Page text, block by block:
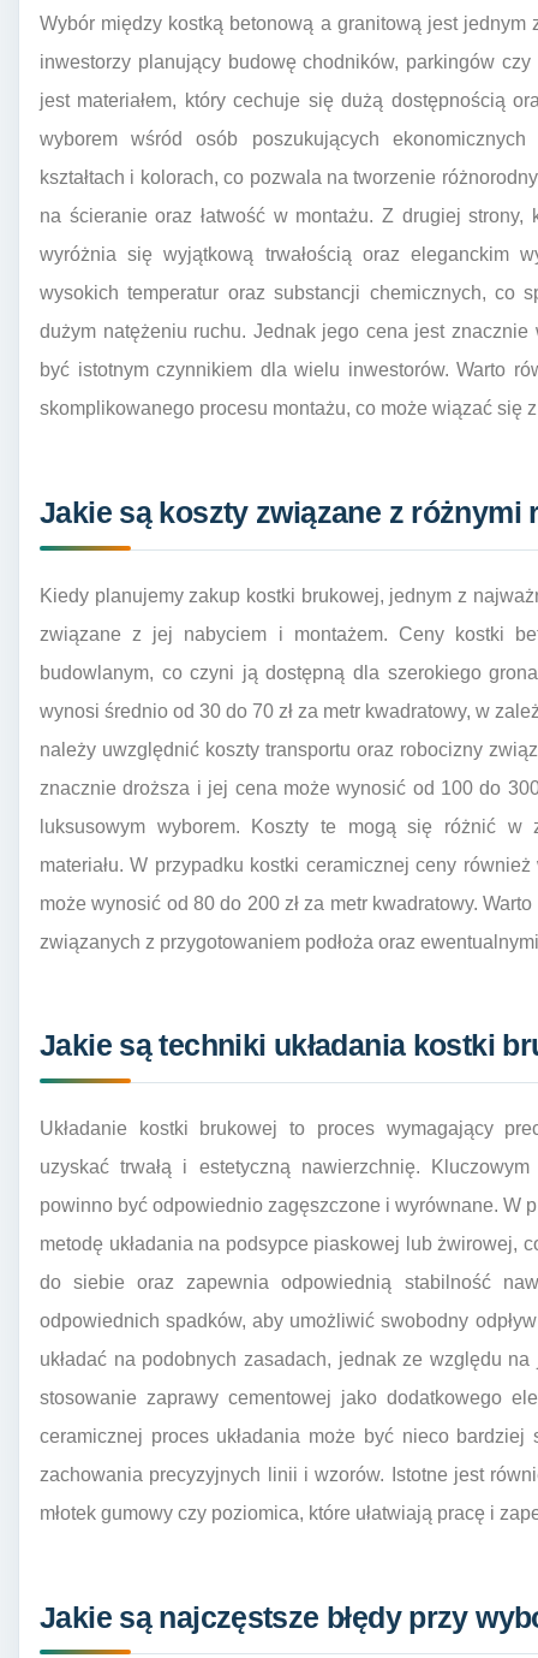
Wybór między kostką betonową a granitową jest jednym
inwestorzy planujący budowę chodników, parkingów
jest materiałem, który cechuje się dużą dostępnością
wyborem wśród osób poszukujących
kształtach i kolorach, co pozwala na tworzenie
na ścieranie oraz łatwość w montażu. Z drugiej strony,
wyróżnia się wyjątkową trwałością oraz eleganckim
wysokich temperatur oraz substancji chemicznych,
dużym natężeniu ruchu. Jednak jego cena jest
być istotnym czynnikiem dla wielu inwestorów. Warto
skomplikowanego procesu montażu, co może wiązać się
Jakie są koszty związane z
Kiedy planujemy zakup kostki brukowej, jednym z
związane z jej nabyciem i montażem. Ceny kostki
budowlanym, co czyni ją dostępną dla szerokiego
wynosi średnio od 30 do 70 zł za metr kwadratowy, w
należy uwzględnić koszty transportu oraz robocizny
znacznie droższa i jej cena może wynosić od 100 do
luksusowym wyborem. Koszty te mogą się różnić w
materiału. W przypadku kostki ceramicznej ceny
może wynosić od 80 do 200 zł za metr kwadratowy.
związanych z przygotowaniem podłoża oraz
Jakie są techniki układania kostki
Układanie kostki brukowej to proces wymagający
uzyskać trwałą i estetyczną nawierzchnię.
powinno być odpowiednio zagęszczone i wyrównane. W
metodę układania na podsypce piaskowej lub żwirowej,
do siebie oraz zapewnia odpowiednią stabilność
odpowiednich spadków, aby umożliwić swobodny
układać na podobnych zasadach, jednak ze względu
stosowanie zaprawy cementowej jako dodatkowego
ceramicznej proces układania może być nieco
zachowania precyzyjnych linii i wzorów. Istotne jest
młotek gumowy czy poziomica, które ułatwiają pracę i
Jakie są najczęstsze błędy przy